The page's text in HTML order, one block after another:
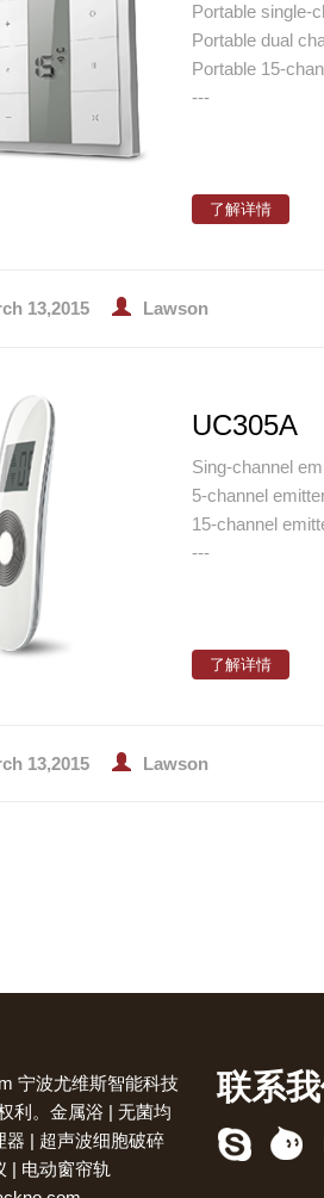
Portable single-
Portable dual
Portable 15-
---
了解详情
13,2015 Lawson
UC305A
Sing-channel
5-channel
15-channel
---
了解详情
13,2015 Lawson
宁波尤维斯智能科技
利。 金属浴 | 无菌均
器 | 超声波细胞破碎
| 电动窗帘轨
联系